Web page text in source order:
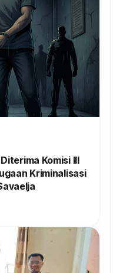
Komisi III
Kriminalisasi